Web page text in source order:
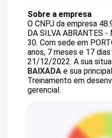
Sobre a empresa
O CNPJ da empresa
DA SILVA ABRANTES -
30. Com sede em
anos, 7 meses e 17
21/12/2022. A sua
BAIXADA e sua
Treinamento em
gerencial.